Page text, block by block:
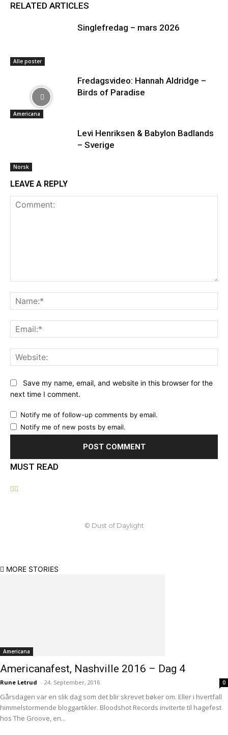
RELATED ARTICLES
Alle poster
Singlefredag – mars 2026
Americana
Fredagsvideo: Hannah Aldridge –
Birds of Paradise
Norsk
Levi Henriksen & Babylon Badlands
– Sverige
LEAVE A REPLY
Save my name, email, and website in this browser for the
next time I comment.
Notify me of follow-up comments by email.
Notify me of new posts by email.
MUST READ
© Dust of Daylight
MORE STORIES
Americana
Americanafest, Nashville 2016 – Dag 4
Rune Letrud - 24. September, 2016 0
Gårsdagen var en slik dag som det blir skrevet bøker om. Eller i hvertfall
himmelstormende bloggartikler. Bloodshot Records inviterte til hagefest
hos The Groove, en...